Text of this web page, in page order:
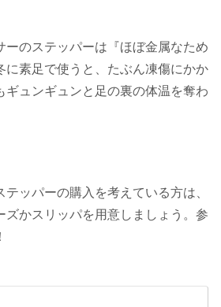
ーのステッパーは『ほぼ金属なため
に素足で使うと、たぶん凍傷にかか
ギュンギュンと足の裏の体温を奪わ
ッパーの購入を考えている方は、
ズかスリッパを用意しましょう。参